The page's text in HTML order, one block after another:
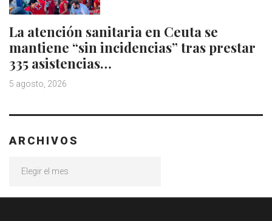
La atención sanitaria en Ceuta se
mantiene “sin incidencias” tras prestar
335 asistencias…
5 agosto, 2026
ARCHIVOS